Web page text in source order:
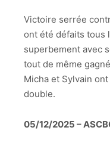
Victoire serrée
ont été défaits tous
superbement avec
tout de même
Micha et Sylvain
double.
05/12/2025 –